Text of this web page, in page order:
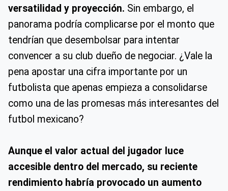
versatilidad y proyección. Sin embargo, el
panorama podría complicarse por el monto que
tendrían que desembolsar para intentar
convencer a su club dueño de negociar. ¿Vale la
pena apostar una cifra importante por un
futbolista que apenas empieza a consolidarse
como una de las promesas más interesantes del
futbol mexicano?
Aunque el valor actual del jugador luce
accesible dentro del mercado, su reciente
rendimiento habría provocado un aumento